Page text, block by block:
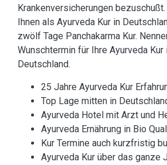
Krankenversicherungen
Ihnen als Ayurveda Kur in
zwölf Tage Panchakarma Kur.
Wunschtermin für Ihre Ayurveda Kur
Deutschland.
25 Jahre Ayurveda Kur
Top Lage mitten in
Ayurveda Hotel mit Arzt und
Ayurveda Ernährung in Bio
Kur Termine auch kurzfristig
Ayurveda Kur über das ganze